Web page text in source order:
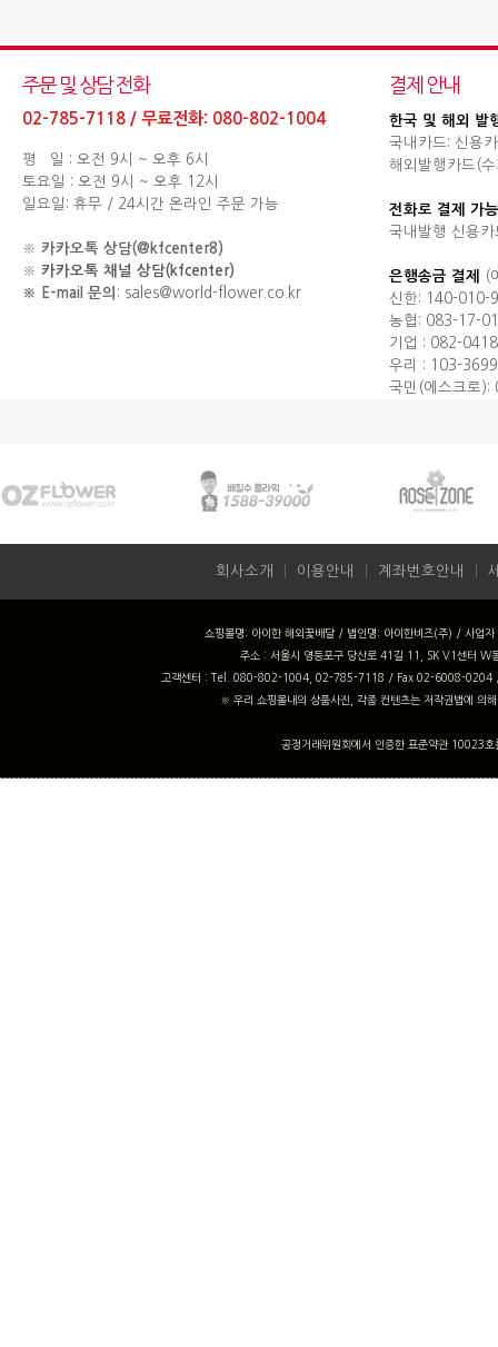
주문 및 상담 전화
02-785-7118 / 무료전화: 080-802-1004
평 일 : 오전 9시 ~ 오후 6시
토요일 : 오전 9시 ~ 오후 12시
일요일: 휴무 / 24시간 온라인 주문 가능
※ 카카오톡 상담(@kfcenter8)
※ 카카오톡 채널 상담(kfcenter)
※ E-mail 문의 : sales@world-flower.co.kr
결제 안내
한국 및 해외 발
국내카드: 신용
해외발행카드(
전화로 결제 가
국내발행 신용
은행송금 결제
(
신한: 140-010-
농협: 083-17-
기업 : 082-
우리 : 103-
국민(에스크로
회사소개 이용안내 계좌번호안내
쇼핑몰명: 아이한 해외꽃배달 / 법인명: 아이한비즈(주) / 사업
주소 : 서울시 영등포구 당산로 41길 11, SK V1센터
고객센터 : Tel. 080-802-1004, 02-785-7118 / Fax 02-6008-0204
※ 우리 쇼핑몰내의 상품사진, 각종 컨텐츠는 저작권법에 의
공정거래위원회에서 인증한 표준약관 10023